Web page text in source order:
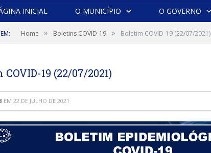
INICIAL O MUNICÍPIO O GOVERNO
Home » Boletins COVID-19 » Boletim COVID-19 (22/07/2021)
19 (22/07/2021)
EM 22 DE JULHO DE 2021